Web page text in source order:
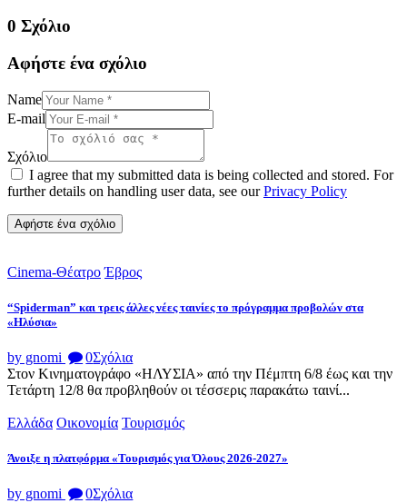
0 Σχόλιο
Αφήστε ένα σχόλιο
Name
E-mail
Σχόλιο
I agree that my submitted data is being collected and stored. For
further details on handling user data, see ourPrivacy Policy
Cinema-Θέατρο Έβρος
“Spiderman” και τρεις άλλες νέες ταινίες το πρόγραμμα προβολών στα
«Ηλύσια»
by gnomi 0Σχόλια
Στον Κινηματογράφο «ΗΛΥΣΙΑ» από την Πέμπτη 6/8 έως και την
Τετάρτη 12/8 θα προβληθούν οι τέσσερις παρακάτω ταινί...
Ελλάδα Οικονομία Τουρισμός
Άνοιξε η πλατφόρμα «Τουρισμός για Όλους 2026-2027»
by gnomi 0Σχόλια